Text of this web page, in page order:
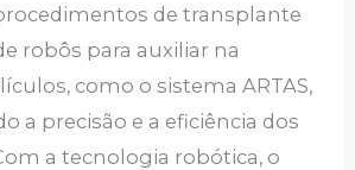
de transplante
robôs para auxiliar na
como o sistema ARTAS,
a precisão e a eficiência dos
a tecnologia robótica, o